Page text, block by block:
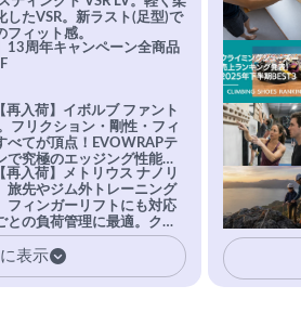
したVSR。新ラスト(足型)で
フィット感。
13周年キャンペーン全商品
入荷】イボルブ ファント
フリクション・剛性・フィ
べてが頂点！EVOWRAPテ
で究極のエッジング性能を
化系ラバーEvo-74はTRAX
る粘着力で極小ホールドに
入荷】メトリウス ナノリ
旅先やジム外トレーニング
フィンガーリフトにも対応
との負荷管理に最適。クラ
指を本気で鍛えるギア。
表示